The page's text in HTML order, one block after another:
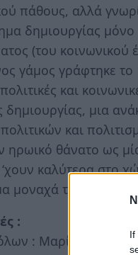
If
πάθους, αλλά
δημιουργίας
(του κοινωνικού
γάμος γράφτηκε το
και
δημιουργίας, μια
και
ηρωικό θάνατο ως
καλύτερα στο
μοναχά τους»
:
: Μαρία